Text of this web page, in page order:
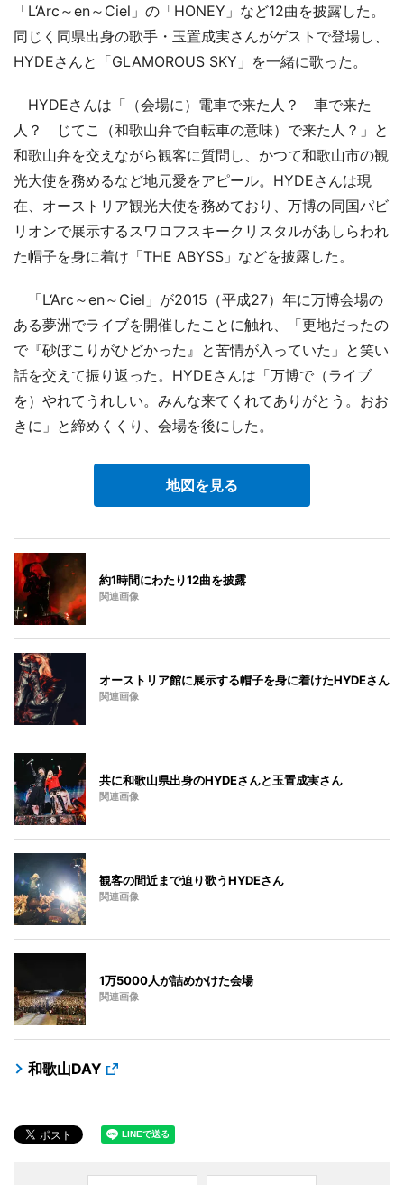
「L‘Arc～en～Ciel」の「HONEY」など12曲を披露した。
同じく同県出身の歌手・玉置成実さんがゲストで登場し、
HYDEさんと「GLAMOROUS SKY」を一緒に歌った。
HYDEさんは「（会場に）電車で来た人？ 車で来た
人？ じてこ（和歌山弁で自転車の意味）で来た人？」と
和歌山弁を交えながら観客に質問し、かつて和歌山市の観
光大使を務めるなど地元愛をアピール。HYDEさんは現
在、オーストリア観光大使を務めており、万博の同国パビ
リオンで展示するスワロフスキークリスタルがあしらわれ
た帽子を身に着け「THE ABYSS」などを披露した。
「L‘Arc～en～Ciel」が2015（平成27）年に万博会場の
ある夢洲でライブを開催したことに触れ、「更地だったの
で『砂ぼこりがひどかった』と苦情が入っていた」と笑い
話を交えて振り返った。HYDEさんは「万博で（ライブ
を）やれてうれしい。みんな来てくれてありがとう。おお
きに」と締めくくり、会場を後にした。
地図を見る
約1時間にわたり12曲を披露
関連画像
オーストリア館に展示する帽子を身に着けたHYDEさん
関連画像
共に和歌山県出身のHYDEさんと玉置成実さん
関連画像
観客の間近まで迫り歌うHYDEさん
関連画像
1万5000人が詰めかけた会場
関連画像
和歌山DAY